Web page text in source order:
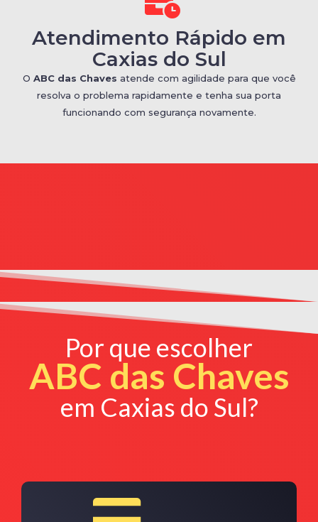
Atendimento Rápido em
Caxias do Sul
O ABC das Chaves atende com agilidade para que você
resolva o problema rapidamente e tenha sua porta
funcionando com segurança novamente.
Por que escolher
ABC das Chaves
em Caxias do Sul?